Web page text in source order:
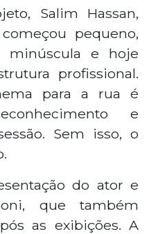
Sala, conta com
Moroni, que
após as
apoio da
e do Governo
de
do Sul.
Salim Hassan,
pequeno,
e hoje
profissional.
para a rua é
e
Sem isso, o
do ator e
que também
as exibições. A